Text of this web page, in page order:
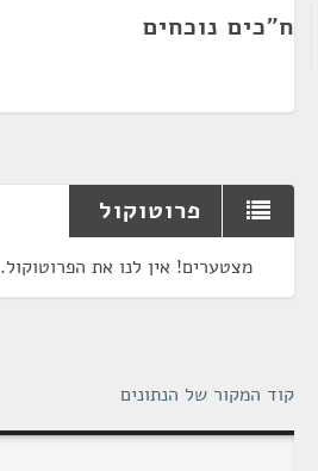
ח"כים נוכחים
פרוטוקול
מצטערים! אין לנו את הפרוטוקול.
קוד המקור של הנתונים